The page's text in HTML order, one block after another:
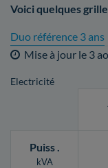
Voici quelques
Duo référence 3 ans
Mise à jour le 3
Electricité
Puiss.
kVA